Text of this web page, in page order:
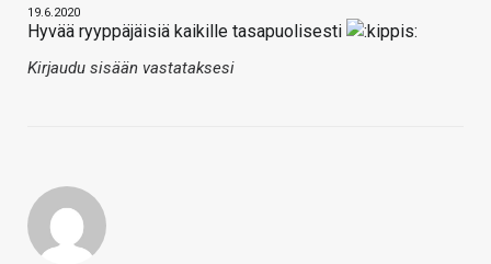
19.6.2020
Hyvää ryyppäjäisiä kaikille tasapuolisesti
Kirjaudu sisään vastataksesi